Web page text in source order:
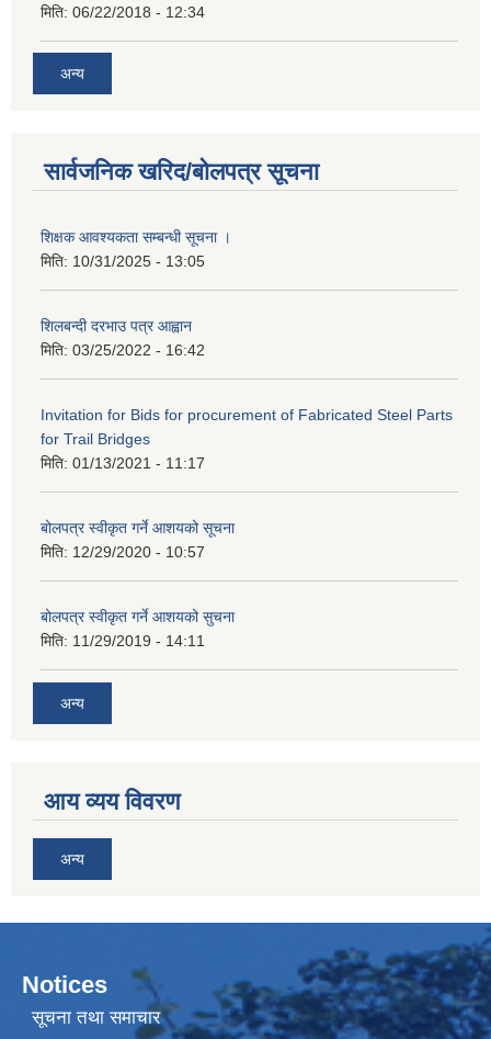
मिति: 06/22/2018 - 12:34
अन्य
सार्वजनिक खरिद/बोलपत्र सूचना
शिक्षक आवश्यकता सम्बन्धी सूचना ।
मिति: 10/31/2025 - 13:05
शिलबन्दी दरभाउ पत्र आह्वान
मिति: 03/25/2022 - 16:42
Invitation for Bids for procurement of Fabricated Steel Parts
for Trail Bridges
मिति: 01/13/2021 - 11:17
बोलपत्र स्वीकृत गर्ने आशयको सूचना
मिति: 12/29/2020 - 10:57
बोलपत्र स्वीकृत गर्ने आशयको सुचना
मिति: 11/29/2019 - 14:11
अन्य
आय व्यय विवरण
अन्य
Notices
सूचना तथा समाचार